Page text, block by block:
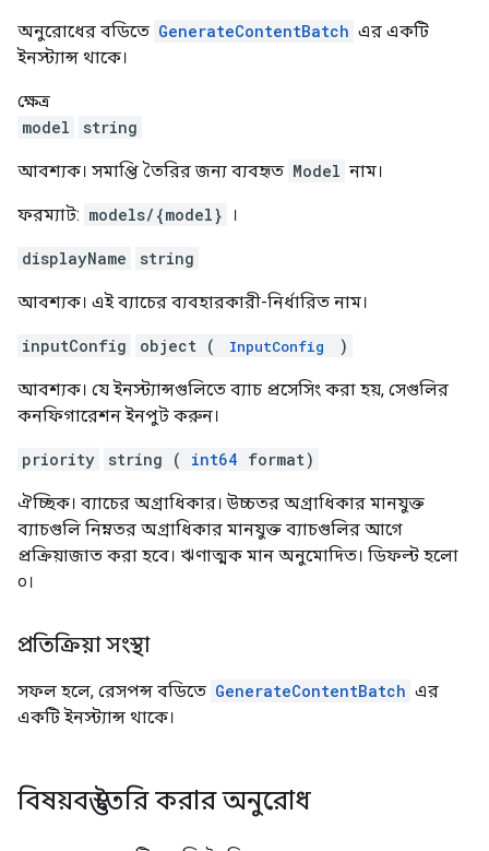
অনুরোধের বডিতে GenerateContentBatch এর একটি
ইনস্ট্যান্স থাকে।
ক্ষেত্র
model
string
আবশ্যক। সমাপ্তি তৈরির জন্য ব্যবহৃত Model নাম।
ফরম্যাট: models/{model} ।
displayName string
আবশ্যক। এই ব্যাচের ব্যবহারকারী-নির্ধারিত নাম।
inputConfig object ( InputConfig )
আবশ্যক। যে ইনস্ট্যান্সগুলিতে ব্যাচ প্রসেসিং করা হয়, সেগুলির
কনফিগারেশন ইনপুট করুন।
priority string ( int64 format)
ঐচ্ছিক। ব্যাচের অগ্রাধিকার। উচ্চতর অগ্রাধিকার মানযুক্ত
ব্যাচগুলি নিম্নতর অগ্রাধিকার মানযুক্ত ব্যাচগুলির আগে
প্রক্রিয়াজাত করা হবে। ঋণাত্মক মান অনুমোদিত। ডিফল্ট হলো
০।
প্রতিক্রিয়া সংস্থা
সফল হলে, রেসপন্স বডিতে GenerateContentBatch এর
একটি ইনস্ট্যান্স থাকে।
বিষয়বস্তু তৈরি করার অনুরোধ